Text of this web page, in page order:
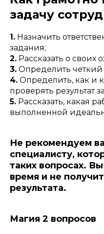
задачу
1. Назначить
задания;
2. Рассказать о
3. Определить
4. Определить, как и
проверять результат
5. Рассказать, какая
выполненной
Не рекомендуем
специалисту,
таких вопросах.
время и не
результата.
Магия 2 вопросов